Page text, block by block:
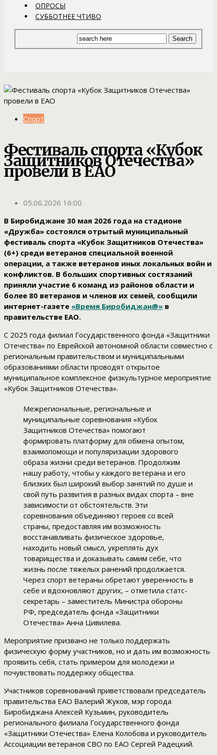
ОПРОСЫ
СУББОТНЕЕ ЧТИВО
Спорт
Фестиваль спорта «Кубок
Защитников Отечества»
провели в ЕАО
05.06.2026 16:00
В Биробиджане 30 мая 2026 года на стадионе
«Дружба» состоялся отрытый муниципальный
фестиваль спорта «Кубок Защитников Отечества»
(6+) среди ветеранов специальной военной
операции, а также ветеранов иных локальных войн и
конфликтов. В больших спортивных состязаний
приняли участие 6 команд из районов области и
более 80 ветеранов и членов их семей, сообщили
интернет-газете «Время Биробиджан@» в
правительстве ЕАО.
С 2025 года филиал Государственного фонда «Защитники
Отечества» по Еврейской автономной области совместно с
региональным правительством и муниципальными
образованиями области проводят открытое
муниципальное комплексное физкультурное мероприятие
«Кубок Защитников Отечества».
Межрегиональные, региональные и
муниципальные соревнования «Кубок
Защитников Отечества» помогают
формировать платформу для обмена опытом,
взаимопомощи и популяризации здорового
образа жизни среди ветеранов. Продолжим
нашу работу, чтобы у каждого ветерана и его
близких был широкий выбор занятий по душе и
свой путь развития в разных видах спорта – вне
зависимости от обстоятельств. Эти
соревнования объединяют героев со всей
страны, предоставляя им возможность
восстанавливать физическое здоровье,
находить новый смысл, укреплять дух
товарищества и доказывать самим себе, что
жизнь после тяжелых ранений продолжается.
Через спорт ветераны обретают уверенность в
себе и вдохновляют других, – отметила статс-
секретарь – заместитель Министра обороны
РФ, председатель фонда «Защитники
Отечества» Анна Цивилева.
Мероприятие призвано не только поддержать
физическую форму участников, но и дать им возможность
проявить себя, стать примером для молодежи и
почувствовать поддержку общества.
Участников соревнований приветствовали председатель
правительства ЕАО Валерий Жуков, мэр города
Биробиджана Алексей Кузьмин, руководитель
регионального филиала Государственного фонда
«Защитники Отечества» Елена Колобова и руководитель
Ассоциации ветеранов СВО по ЕАО Сергей Радецкий.